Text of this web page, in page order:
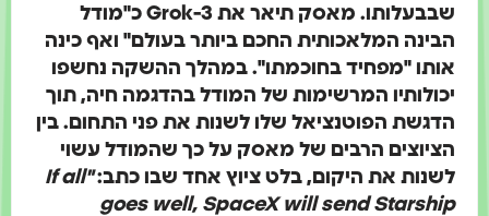
שבבעלותו. מאסק תיאר את Grok-3 כ"מודל
הבינה המלאכותית החכם ביותר בעולם" ואף כינה
אותו "מפחיד בחוכמתו". במהלך ההשקה נחשפו
יכולותיו המרשימות של המודל בהדגמה חיה, תוך
הדגשת הפוטנציאל שלו לשנות את פני התחום. בין
הציוצים הרבים של מאסק על כך שהמודל עשוי
לשנות את היקום, בלט ציוץ אחד שבו כתב: "If all
goes well, SpaceX will send Starship